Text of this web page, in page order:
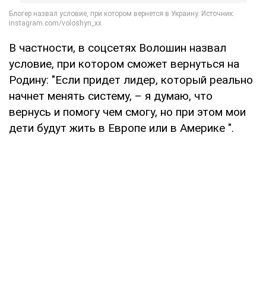
В частности, в соцсетях Волошин назвал
условие, при котором сможет вернуться на
Родину: "Если придет лидер, который реально
начнет менять систему, – я думаю, что
вернусь и помогу чем смогу, но при этом мои
дети будут жить в Европе или в Америке ".